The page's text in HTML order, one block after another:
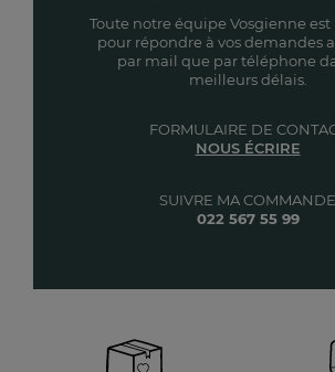
Toute notre équipe Vosgienne
pour répondre à vos demandes
par mail que par téléphone
meilleurs délais.
SUIVRE MA COMMANDE
022 567 55 99
FORMULAIRE DE
NOUS ÉCRIRE